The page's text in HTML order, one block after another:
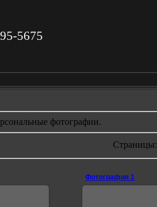
5675
фотографии.
Страницы:
Фотография 1